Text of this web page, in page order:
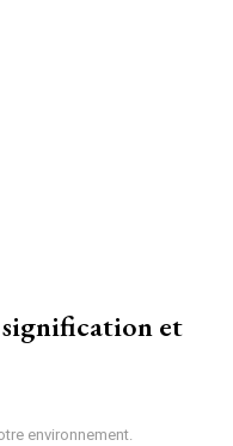
signification et
environnement.